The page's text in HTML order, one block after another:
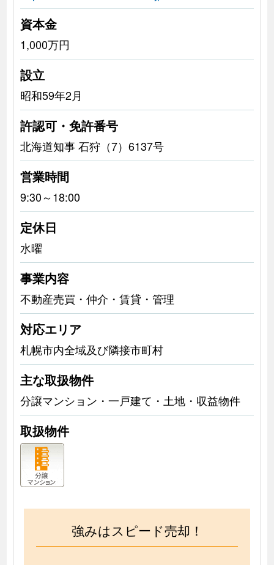
資本金
1,000万円
設立
昭和59年2月
許認可・免許番号
北海道知事 石狩（7）6137号
営業時間
9:30～18:00
定休日
水曜
事業内容
不動産売買・仲介・賃貸・管理
対応エリア
札幌市内全域及び隣接市町村
主な取扱物件
分譲マンション・一戸建て・土地・収益物件
取扱物件
強みはスピード売却！